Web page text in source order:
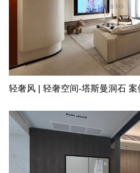
轻奢风 | 轻奢空间-塔斯曼洞石 案